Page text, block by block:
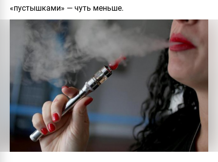
«пустышками» — чуть меньше.